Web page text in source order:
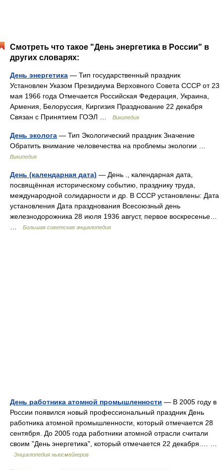
Смотреть что такое "День энергетика в России" в
других словарях:
День энергетика — Тип государственный праздник
Установлен Указом Президиума Верховного Совета СССР от 23
мая 1966 года Отмечается Российская Федерация, Украина,
Армения, Белоруссия, Киргизия Празднование 22 декабря
Связан с Принятием ГОЭЛ …
Википедия
День эколога — Тип Экологический праздник Значение
Обратить внимание человечества на проблемы экологии …
Википедия
День (календарная дата) — День ., календарная дата,
посвящённая историческому событию, празднику труда,
международной солидарности и др. В СССР установлены: Дата
установления Дата празднования Всесоюзный день
железнодорожника 28 июля 1936 август, первое воскресенье…
Большая советская энциклопедия
День работника атомной промышленности — В 2005 году в
России появился новый профессиональный праздник День
работника атомной промышленности, который отмечается 28
сентября. До 2005 года работники атомной отрасли считали
своим "День энергетика", который отмечается 22 декабря.… …
Энциклопедия ньюсмейкеров